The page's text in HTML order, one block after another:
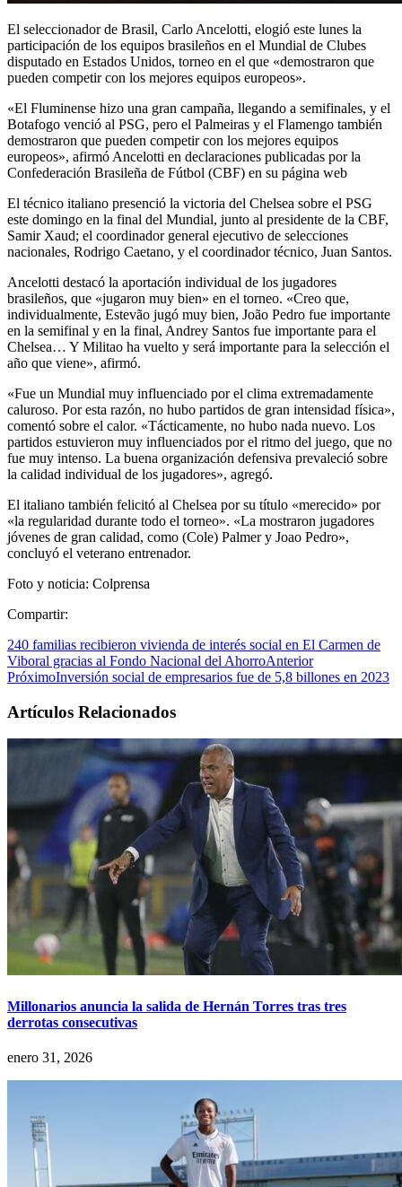
El seleccionador de Brasil, Carlo Ancelotti, elogió este lunes la
participación de los equipos brasileños en el Mundial de Clubes
disputado en Estados Unidos, torneo en el que «demostraron que
pueden competir con los mejores equipos europeos».
«El Fluminense hizo una gran campaña, llegando a semifinales, y el
Botafogo venció al PSG, pero el Palmeiras y el Flamengo también
demostraron que pueden competir con los mejores equipos
europeos», afirmó Ancelotti en declaraciones publicadas por la
Confederación Brasileña de Fútbol (CBF) en su página web
El técnico italiano presenció la victoria del Chelsea sobre el PSG
este domingo en la final del Mundial, junto al presidente de la CBF,
Samir Xaud; el coordinador general ejecutivo de selecciones
nacionales, Rodrigo Caetano, y el coordinador técnico, Juan Santos.
Ancelotti destacó la aportación individual de los jugadores
brasileños, que «jugaron muy bien» en el torneo. «Creo que,
individualmente, Estevão jugó muy bien, João Pedro fue importante
en la semifinal y en la final, Andrey Santos fue importante para el
Chelsea… Y Militao ha vuelto y será importante para la selección el
año que viene», afirmó.
«Fue un Mundial muy influenciado por el clima extremadamente
caluroso. Por esta razón, no hubo partidos de gran intensidad física»,
comentó sobre el calor. «Tácticamente, no hubo nada nuevo. Los
partidos estuvieron muy influenciados por el ritmo del juego, que no
fue muy intenso. La buena organización defensiva prevaleció sobre
la calidad individual de los jugadores», agregó.
El italiano también felicitó al Chelsea por su título «merecido» por
«la regularidad durante todo el torneo». «La mostraron jugadores
jóvenes de gran calidad, como (Cole) Palmer y Joao Pedro»,
concluyó el veterano entrenador.
Foto y noticia: Colprensa
Compartir:
240 familias recibieron vivienda de interés social en El Carmen de
Viboral gracias al Fondo Nacional del AhorroAnterior
PróximoInversión social de empresarios fue de 5,8 billones en 2023
Artículos Relacionados
Millonarios anuncia la salida de Hernán Torres tras tres
derrotas consecutivas
enero 31, 2026